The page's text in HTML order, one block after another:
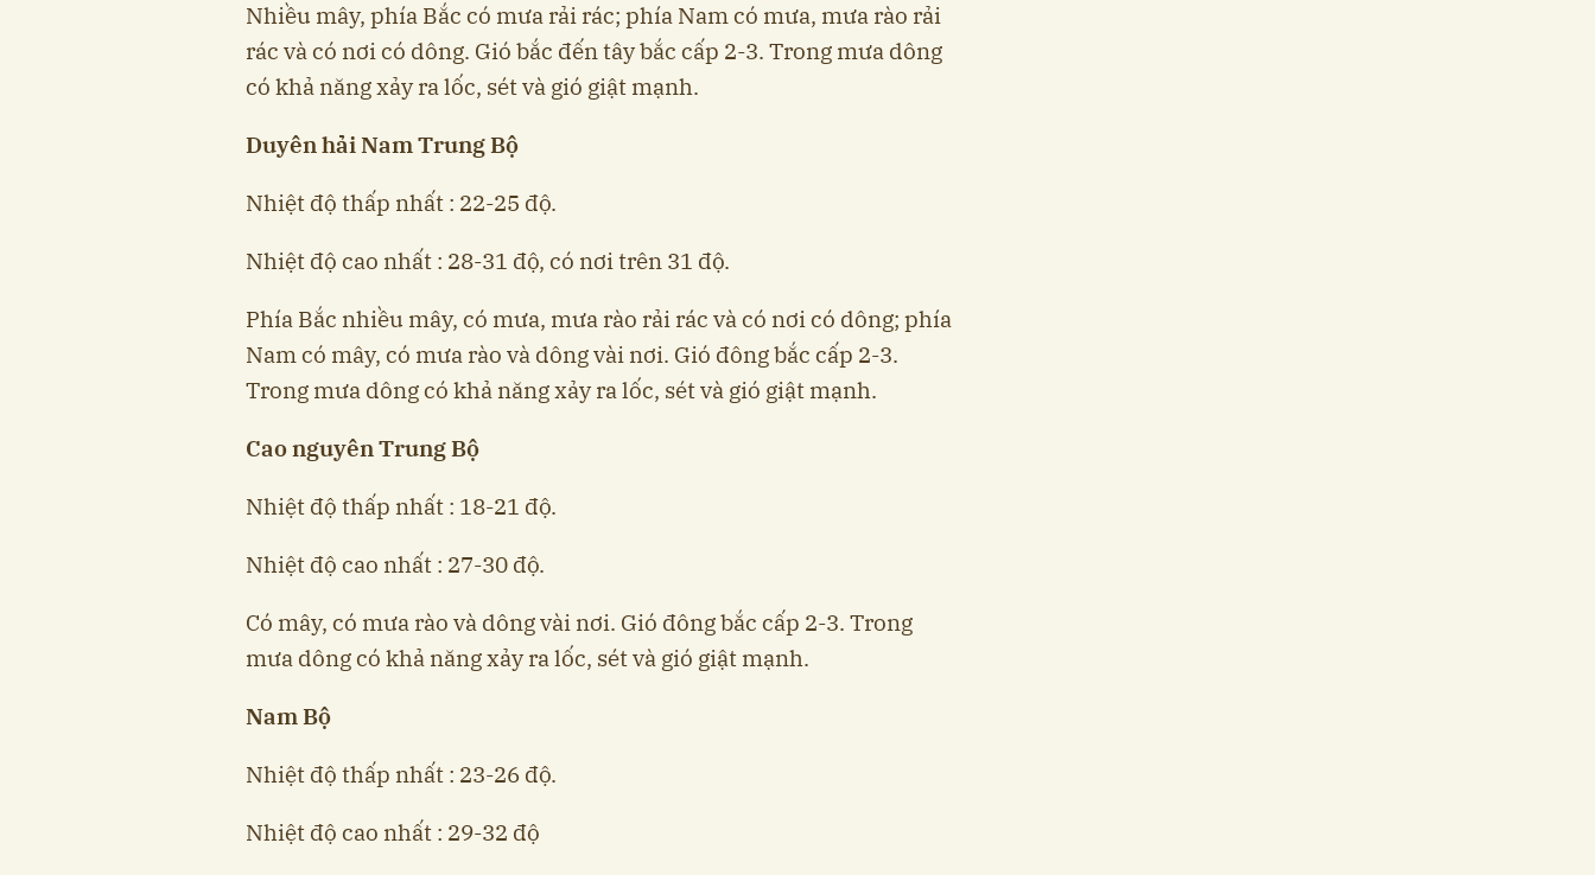
Nhiều mây, phía Bắc có mưa rải rác; phía Nam có mưa, mưa rào rải
rác và có nơi có dông. Gió bắc đến tây bắc cấp 2-3. Trong mưa dông
có khả năng xảy ra lốc, sét và gió giật mạnh.
Duyên hải Nam Trung Bộ
Nhiệt độ thấp nhất : 22-25 độ.
Nhiệt độ cao nhất : 28-31 độ, có nơi trên 31 độ.
Phía Bắc nhiều mây, có mưa, mưa rào rải rác và có nơi có dông; phía
Nam có mây, có mưa rào và dông vài nơi. Gió đông bắc cấp 2-3.
Trong mưa dông có khả năng xảy ra lốc, sét và gió giật mạnh.
Cao nguyên Trung Bộ
Nhiệt độ thấp nhất : 18-21 độ.
Nhiệt độ cao nhất : 27-30 độ.
Có mây, có mưa rào và dông vài nơi. Gió đông bắc cấp 2-3. Trong
mưa dông có khả năng xảy ra lốc, sét và gió giật mạnh.
Nam Bộ
Nhiệt độ thấp nhất : 23-26 độ.
Nhiệt độ cao nhất : 29-32 độ